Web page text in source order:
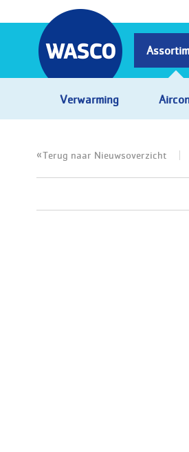
Verwarming
Terug naar Nieuwsoverzicht